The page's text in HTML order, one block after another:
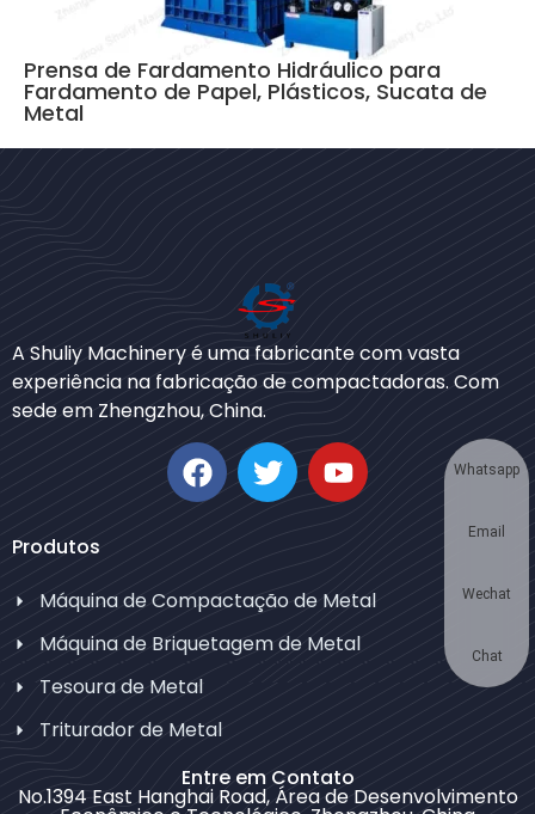
Prensa de Fardamento Hidráulico para
Fardamento de Papel, Plásticos, Sucata de
Metal
A Shuliy Machinery é uma fabricante com vasta
experiência na fabricação de compactadoras. Com
sede em Zhengzhou, China.
Produtos
Máquina de Compactação de Metal
Máquina de Briquetagem de Metal
Tesoura de Metal
Triturador de Metal
Entre em Contato
No.1394 East Hanghai Road, Área de Desenvolvimento
Chinese
Swahili
German
Japanese
Whatsapp
Email
Wechat
Chat